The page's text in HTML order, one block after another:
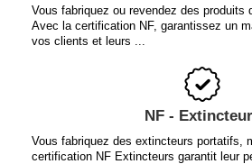
Vous fabriquez ou revendez des produits
Avec la certification NF, garantissez un
vos clients et leurs ...
NF -
Vous fabriquez des extincteurs portatifs,
certification NF Extincteurs garantit leur